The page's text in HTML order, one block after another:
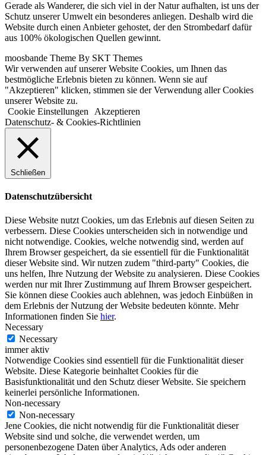
Gerade als Wanderer, die sich viel in der Natur aufhalten, ist uns der
Schutz unserer Umwelt ein besonderes anliegen. Deshalb wird die
Website durch einen Anbieter gehostet, der den Strombedarf dafür
aus 100% ökologischen Quellen gewinnt.
moosbande Theme By SKT Themes
Wir verwenden auf unserer Website Cookies, um Ihnen das
bestmögliche Erlebnis bieten zu können. Wenn sie auf
"Akzeptieren" klicken, stimmen sie der Verwendung aller Cookies
unserer Website zu.
Cookie Einstellungen
Akzeptieren
Datenschutz- & Cookies-Richtlinien
Schließen
Datenschutzübersicht
Diese Website nutzt Cookies, um das Erlebnis auf diesen Seiten zu
verbessern. Diese Cookies unterscheiden sich in notwendige und
nicht notwendige. Cookies, welche notwendig sind, werden auf
Ihrem Browser gespeichert, da sie essentiell für die Funktionalität
dieser Website sind. Wir nutzen zudem "third-party" Cookies, die
uns helfen, Ihre Nutzung der Website zu analysieren. Diese Cookies
werden nur mit Ihrer Zustimmung auf Ihrem Browser gespeichert.
Sie können diese Cookies auch ablehnen, was jedoch Einbüßen in
dem Erlebnis der Nutzung der Website bedeuten könnte. Mehr
Informationen finden Sie hier.
Necessary
Necessary
immer aktiv
Notwendige Cookies sind essentiell für die Funktionalität dieser
Website. Diese Kategorie beinhaltet Cookies für die
Basisfunktionalität und den Schutz dieser Website. Sie speichern
keinerlei persönliche Informationen.
Non-necessary
Non-necessary
Jene Cookies, die nicht notwendig für die Funktionalität dieser
Website sind und solche, die verwendet werden, um
personenbezogene Daten über Analytics, Ads oder anderen